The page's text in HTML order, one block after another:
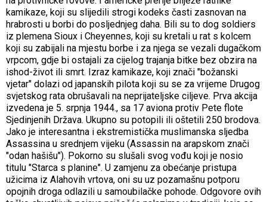
kamikaze, koji su slijedili strogi kodeks časti zasnovan na
hrabrosti u borbi do posljednjeg daha. Bili su to dog soldiers
iz plemena Sioux i Cheyennes, koji su kretali u rat s kolcem
koji su zabijali na mjestu borbe i za njega se vezali dugačkom
vrpcom, gdje bi ostajali za cijelog trajanja bitke bez obzira na
ishod-život ili smrt. Izraz kamikaze, koji znači "božanski
vjetar" dolazi od japanskih pilota koji su se za vrijeme Drugog
svjetskog rata obrušavali na neprijateljske ciljeve. Prva akcija
izvedena je 5. srpnja 1944., sa 17 aviona protiv Pete flote
Sjedinjenih Država. Ukupno su potopili ili oštetili 250 brodova.
Jako je interesantna i ekstremistička muslimanska sljedba
Assassina u srednjem vijeku (Assassin na arapskom znači
"odan hašišu"). Pokorno su slušali svog vođu koji je nosio
titulu "Starca s planine". U zamjenu za obećanje pristupa
užicima iz Alahovih vrtova, oni su uz pozamašnu potporu
opojnih droga odlazili u samoubilačke pohode. Odgovore ovih